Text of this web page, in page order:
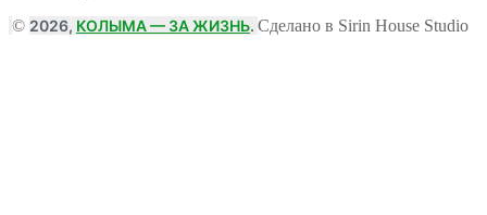
© 2026, КОЛЫМА — ЗА ЖИЗНЬ. Сделано в Sirin House Studio